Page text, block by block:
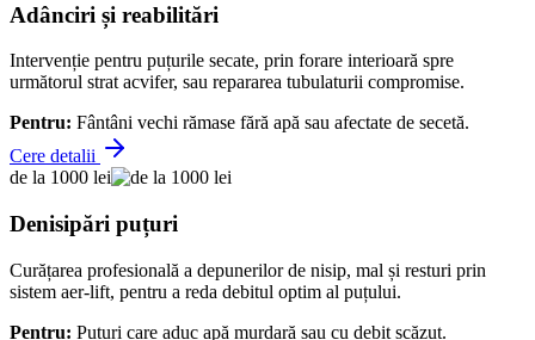
Adânciri și reabilitări
Intervenție pentru puțurile secate, prin forare interioară spre
următorul strat acvifer, sau repararea tubulaturii compromise.
Pentru: Fântâni vechi rămase fără apă sau afectate de secetă.
Cere detalii
de la 1000 lei
Denisipări puțuri
Curățarea profesională a depunerilor de nisip, mal și resturi prin
sistem aer-lift, pentru a reda debitul optim al puțului.
Pentru: Puțuri care aduc apă murdară sau cu debit scăzut.